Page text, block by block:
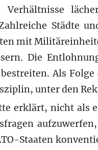
Verhältnisse
Städte
mit
Die
Als
unter den
erklärt, nicht als
Staaten